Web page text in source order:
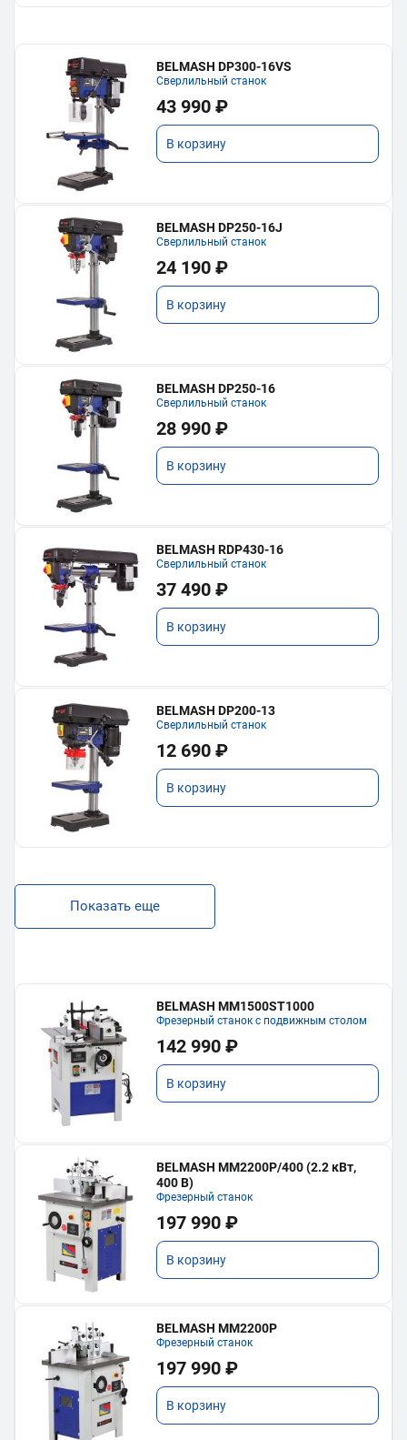
BELMASH DP300-16VS
Сверлильный станок
43 990 ₽
В корзину
BELMASH DP250-16J
Сверлильный станок
24 190 ₽
В корзину
BELMASH DP250-16
Сверлильный станок
28 990 ₽
В корзину
BELMASH RDP430-16
Сверлильный станок
37 490 ₽
В корзину
BELMASH DP200-13
Сверлильный станок
12 690 ₽
В корзину
Показать еще
BELMASH MM1500ST1000
Фрезерный станок с подвижным столом
142 990 ₽
В корзину
BELMASH MM2200P/400 (2.2 кВт,
400 В)
Фрезерный станок
197 990 ₽
В корзину
BELMASH MM2200P
Фрезерный станок
197 990 ₽
В корзину